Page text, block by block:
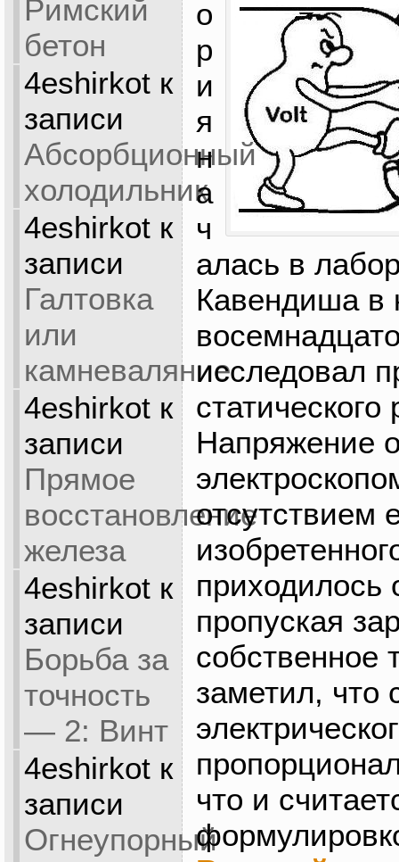
Римский
бетон
4eshirkotк
записи
Абсорбционный
холодильник
4eshirkotк
записи
Галтовка
или
камневаляние
4eshirkotк
записи
Прямое
восстановление
железа
4eshirkotк
записи
Борьба за
точность
— 2: Винт
4eshirkotк
записи
Огнеупорный
о
р
и
я
н
а
ч
алась в
Кавендиша в
исследовал
статического
Напряжение
отсутствием
приходилось
пропуская
собственное
заметил, что
что и